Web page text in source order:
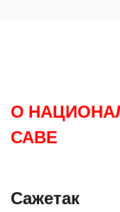
О
САВЕ
Сажетак